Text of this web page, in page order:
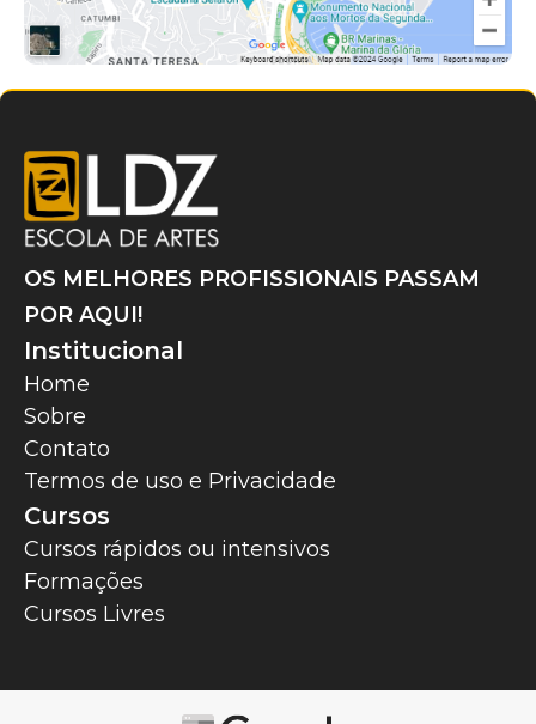
OS MELHORES PROFISSIONAIS PASSAM
POR AQUI!
Institucional
Home
Sobre
Contato
Termos de uso e Privacidade
Cursos
Cursos rápidos ou intensivos
Formações
Cursos Livres